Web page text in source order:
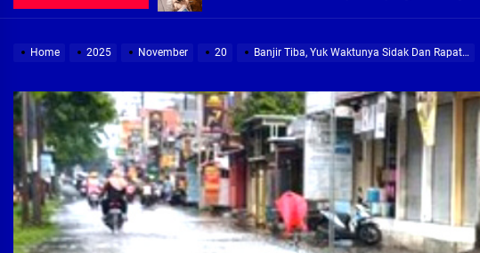
Peduli Warga Miskin, Bupati Sidoarjo Masif
Pembebasan Lahan Hampir Rampung,
Terima aduan warga, Komisi A cari solusi masalah
Demi Jajaran Direksi Delta Tirta Yang Profesional
Home 2025 November 20 Banjir Tiba, Yuk Waktunya Sidak Dan Rapat…